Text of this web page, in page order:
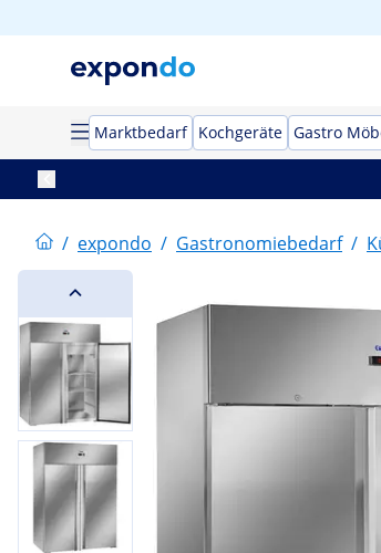
Marktbedarf Kochgeräte Gastro
/ expondo / Gastronomiebedarf /